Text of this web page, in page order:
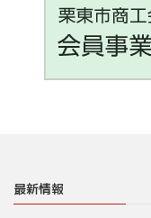
最新情報